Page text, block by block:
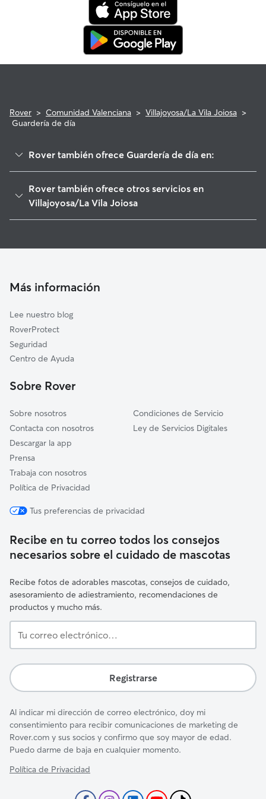
que cumpla con los requisitos.
Rover > Comunidad Valenciana > Villajoyosa/La Vila Joiosa >
Guardería de día
Rover también ofrece Guardería de día en:
Finestrat
Benidorm
La Nucia
Torremanzanas/La Torre de les Maçanes
Benimantell
Beniardá
Rover también ofrece otros servicios en
Villajoyosa/La Vila Joiosa
Cuidadores a domicilio en Villajoyosa-La-Vila-Joiosa
Más información
Lee nuestro blog
RoverProtect
Seguridad
Centro de Ayuda
Sobre Rover
Sobre nosotros
Contacta con nosotros
Descargar la app
Prensa
Trabaja con nosotros
Política de Privacidad
Condiciones de Servicio
Ley de Servicios Digitales
Tus preferencias de privacidad
Recibe en tu correo todos los consejos
necesarios sobre el cuidado de mascotas
Recibe fotos de adorables mascotas, consejos de cuidado,
asesoramiento de adiestramiento, recomendaciones de
productos y mucho más.
correo
Registrarse
Al indicar mi dirección de correo electrónico, doy mi
consentimiento para recibir comunicaciones de marketing de
Rover.com y sus socios y confirmo que soy mayor de edad.
Puedo darme de baja en cualquier momento.
Política de Privacidad